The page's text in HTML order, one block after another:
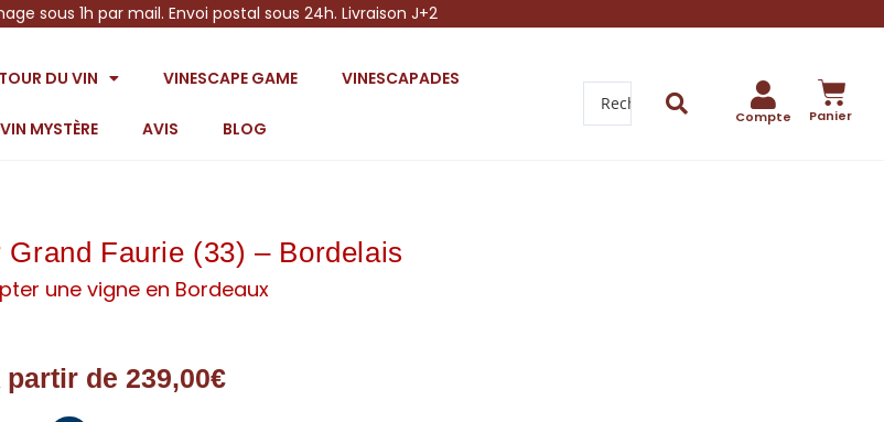
sous 1h par mail. Envoi postal sous 24h. Livraison J+2
DU VIN VINESCAPE GAME VINESCAPADES
VIN MYSTÈRE AVIS BLOG
Compte Panier
Grand Faurie (33) – Bordelais
une vigne en Bordeaux
partir de 239,00€